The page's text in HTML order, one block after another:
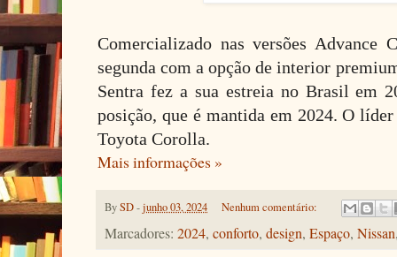
Comercializado nas versões Advance
segunda com a opção de interior
Sentra fez a sua estreia no Brasil em
posição, que é mantida em 2024. O
Toyota Corolla.
Mais informações »
BySD-junho 03, 2024 Nenhum comentário:
Marcadores: 2024, conforto, design, Espaço, Nissan